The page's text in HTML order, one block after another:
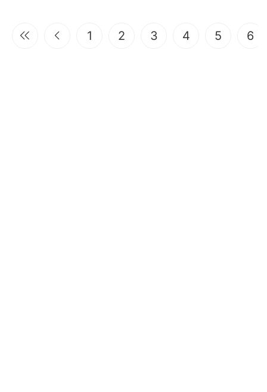
1 2 3 4 5 6